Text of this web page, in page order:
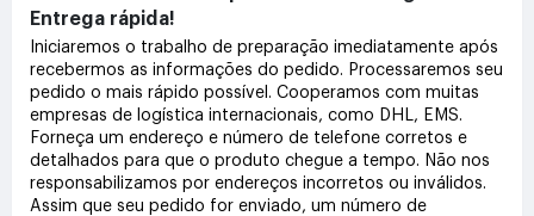
Entrega rápida!
Iniciaremos o trabalho de preparação imediatamente após
recebermos as informações do pedido. Processaremos seu
pedido o mais rápido possível. Cooperamos com muitas
empresas de logística internacionais, como DHL, EMS.
Forneça um endereço e número de telefone corretos e
detalhados para que o produto chegue a tempo. Não nos
responsabilizamos por endereços incorretos ou inválidos.
Assim que seu pedido for enviado, um número de